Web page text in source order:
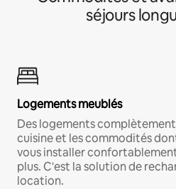
séjours
Logements meublés
Des logements
cuisine et les commodités
vous installer
plus. C'est la solution de
location.